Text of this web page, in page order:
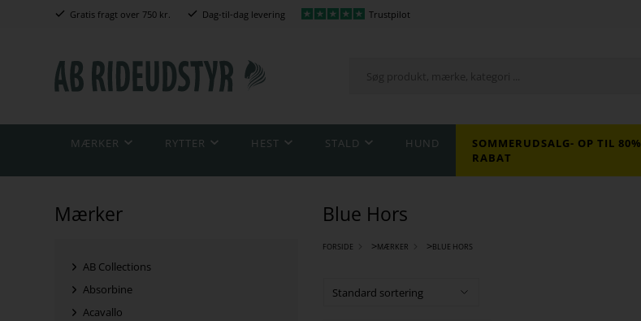
Gratis fragt over 750 kr. Dag-til-dag levering Trustpilot
MÆRKER RYTTER HEST STALD HUND
SOMMERUDSALG- OP TIL 80%
RABAT
Mærker
AB Collections
Absorbine
Acavallo
Blue Hors
FORSIDE >MÆRKER >BLUE HORS